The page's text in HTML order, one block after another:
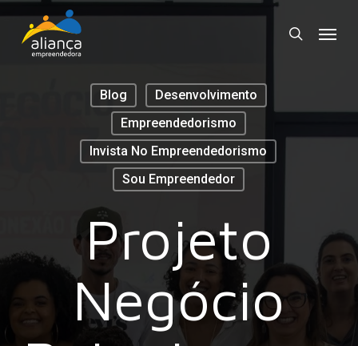
search
Blog
Desenvolvimento
Empreendedorismo
Invista No Empreendedorismo
Sou Empreendedor
Projeto
Negócio